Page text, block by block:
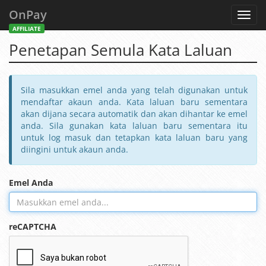
OnPay
AFFILIATE
Penetapan Semula Kata Laluan
Sila masukkan emel anda yang telah digunakan untuk
mendaftar akaun anda. Kata laluan baru sementara
akan dijana secara automatik dan akan dihantar ke emel
anda. Sila gunakan kata laluan baru sementara itu
untuk log masuk dan tetapkan kata laluan baru yang
diingini untuk akaun anda.
Emel Anda
reCAPTCHA